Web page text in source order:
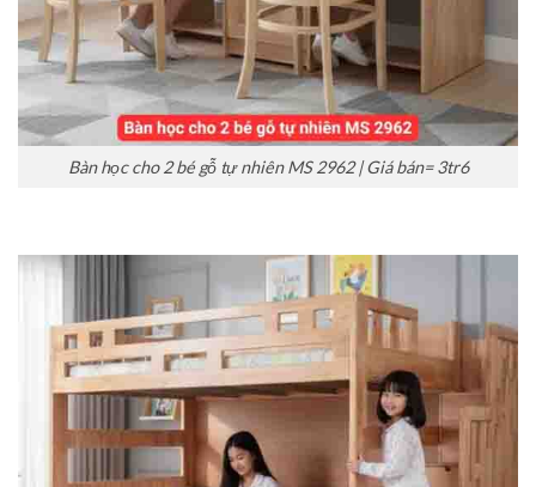
Bàn học cho 2 bé gỗ tự nhiên MS 2962 | Giá bán= 3tr6